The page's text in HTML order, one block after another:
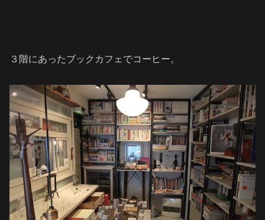
３階にあったブックカフェでコーヒー。